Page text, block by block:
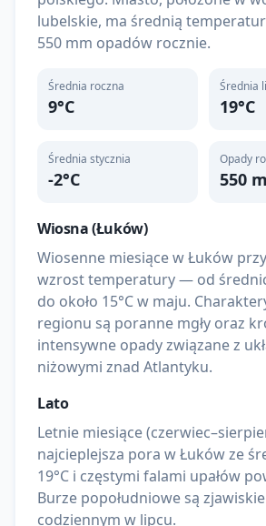
lubelskie, ma średnią
550 mm opadów rocznie.
Średnia roczna
9°C
Średnia
19°C
Średnia stycznia
-2°C
Opady
550
Wiosna (Łuków)
Wiosenne miesiące w Łuków
wzrost temperatury — od
do około 15°C w maju.
regionu są poranne mgły oraz
intensywne opady związane z
niżowymi znad Atlantyku.
Lato
Letnie miesiące
najcieplejsza pora w Łuków ze
19°C i częstymi falami upałów
Burze popołudniowe są
codziennym w lipcu.